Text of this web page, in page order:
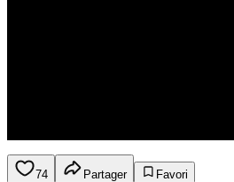
74 Partager
Favori